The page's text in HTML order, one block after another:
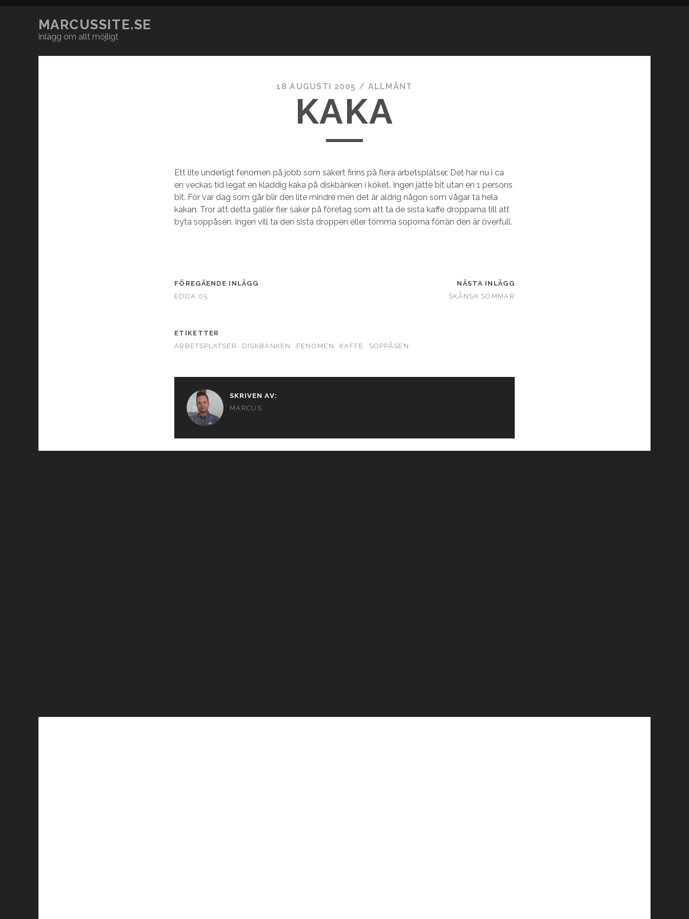
MARCUSSITE.SE
inlägg om allt möjligt
18 AUGUSTI 2005 / ALLMÄNT
KAKA
Ett lite underligt fenomen på jobb som säkert finns på flera arbetsplatser. Det har nu i ca
en veckas tid legat en kladdig kaka på diskbänken i köket. Ingen jätte bit utan en 1 persons
bit. För var dag som går blir den lite mindre men det är aldrig någon som vågar ta hela
kakan. Tror att detta gäller fler saker på företag som att ta de sista kaffe dropparna till att
byta soppåsen. Ingen vill ta den sista droppen eller tömma soporna förrän den är överfull.
FÖREGÅENDE INLÄGG
EDDA 05
NÄSTA INLÄGG
SKÅNSK SOMMAR
ETIKETTER
ARBETSPLATSER
DISKBÄNKEN FENOMEN KAFFE SOPPÅSEN
SKRIVEN AV:
MARCUS